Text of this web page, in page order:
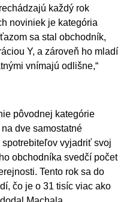
každý rok
noviniek je kategória
sa stal obchodník,
Y, a zároveň ho mladí
vnímajú odlišne,“
pôvodnej kategórie
dve samostatné
spotrebiteľov vyjadriť svoj
obchodníka svedčí počet
Tento rok sa do
čo je o 31 tisíc viac ako